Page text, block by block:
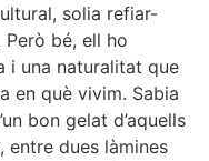
solia refiar-
Però bé, ell ho
i una naturalitat que
en què vivim. Sabia
bon gelat d’aquells
dues làmines